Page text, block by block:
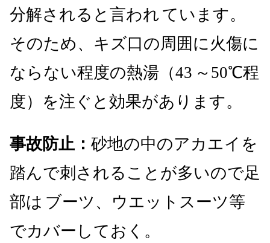
分解されると言われ ています。
そのため、キズ口の周囲に火傷に
ならない程度の熱湯（43 ～50℃程
度）を注ぐと効果があります。
事故防止： 砂地の中のアカエイを
踏んで刺されることが多いので足
部は ブーツ、ウエットスーツ等
でカバーしておく。